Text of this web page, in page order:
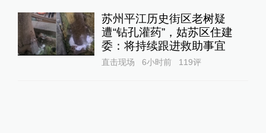
苏州平江历史街区老树疑
遭“钻孔灌药”，姑苏区住建
委：将持续跟进救助事宜
直击现场 6小时前 119评